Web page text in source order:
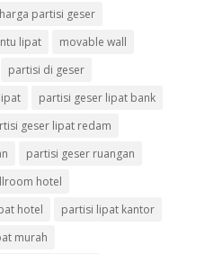
harga partisi geser
lipat
movable wall
partisi di geser
partisi geser lipat bank
geser lipat redam
partisi geser ruangan
hotel
hotel
partisi lipat kantor
murah